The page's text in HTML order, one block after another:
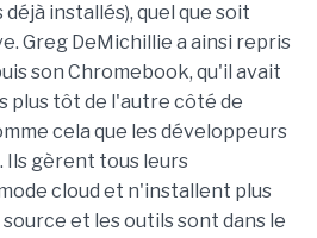
installés), quel que soit
Greg DeMichillie a ainsi repris
son Chromebook, qu'il avait
plus tôt de l'autre côté de
cela que les développeurs
Ils gèrent tous leurs
cloud et n'installent plus
et les outils sont dans le